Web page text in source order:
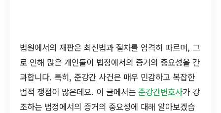
법원에서의 재판은 최신법과 절차를 엄격히 따르며, 그
로 인해 많은 개인들이 법정에서의 증거의 중요성을 간
과합니다. 특히, 준강간 사건은 매우 민감하고 복잡한
법적 쟁점이 많은데요. 이 글에서는 준강간변호사가 강
조하는 법정에서의 증거의 중요성에 대해 알아보겠습